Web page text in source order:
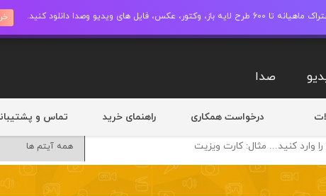
باز، وکتور، عکس، فایل های ویدیو وصدا دانلود کنید.
صدا
درخواست همکاری راهنمای خرید تماس و